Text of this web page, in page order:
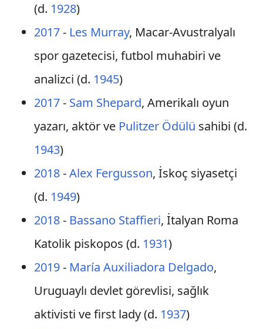
(d. 1928)
2017- Les Murray, Macar-Avustralyalı
spor gazetecisi, futbol muhabiri ve
analizci (d. 1945)
2017- Sam Shepard, Amerikalı oyun
yazarı, aktör ve Pulitzer Ödülü sahibi (d.
1943)
2018-Alex Fergusson, İskoç siyasetçi
(d. 1949)
2018- Bassano Staffieri, İtalyan Roma
Katolik piskopos (d. 1931)
2019- María Auxiliadora Delgado,
Uruguaylı devlet görevlisi, sağlık
aktivisti ve first lady (d. 1937)